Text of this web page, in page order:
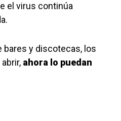
el virus continúa
bares y discotecas, los
ahora lo puedan